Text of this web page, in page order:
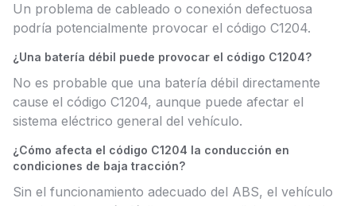
Un problema de cableado o conexión defectuosa
podría potencialmente provocar el código C1204.
¿Una batería débil puede provocar el código C1204?
No es probable que una batería débil directamente
cause el código C1204, aunque puede afectar el
sistema eléctrico general del vehículo.
¿Cómo afecta el código C1204 la conducción en
condiciones de baja tracción?
Sin el funcionamiento adecuado del ABS, el vehículo